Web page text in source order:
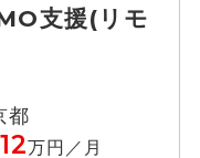
支援(リモ
都
万円／月